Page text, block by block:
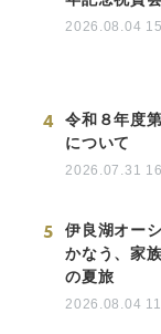
2026.08.04
4
令和８年度
について
2026.07.31
5
伊良湖オー
かなう、家
の夏旅
2026.08.04